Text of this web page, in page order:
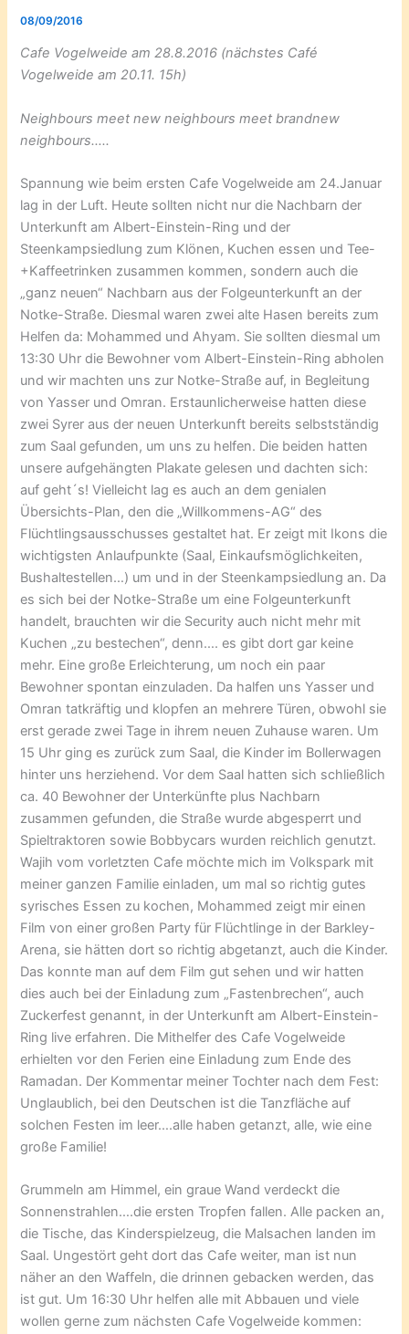
08/09/2016
Cafe Vogelweide am 28.8.2016 (nächstes Café
Vogelweide am 20.11. 15h)
Neighbours meet new neighbours meet brandnew
neighbours…..
Spannung wie beim ersten Cafe Vogelweide am 24.Januar
lag in der Luft. Heute sollten nicht nur die Nachbarn der
Unterkunft am Albert-Einstein-Ring und der
Steenkampsiedlung zum Klönen, Kuchen essen und Tee-
+Kaffeetrinken zusammen kommen, sondern auch die
„ganz neuen“ Nachbarn aus der Folgeunterkunft an der
Notke-Straße. Diesmal waren zwei alte Hasen bereits zum
Helfen da: Mohammed und Ahyam. Sie sollten diesmal um
13:30 Uhr die Bewohner vom Albert-Einstein-Ring abholen
und wir machten uns zur Notke-Straße auf, in Begleitung
von Yasser und Omran. Erstaunlicherweise hatten diese
zwei Syrer aus der neuen Unterkunft bereits selbstständig
zum Saal gefunden, um uns zu helfen. Die beiden hatten
unsere aufgehängten Plakate gelesen und dachten sich:
auf geht´s! Vielleicht lag es auch an dem genialen
Übersichts-Plan, den die „Willkommens-AG“ des
Flüchtlingsausschusses gestaltet hat. Er zeigt mit Ikons die
wichtigsten Anlaufpunkte (Saal, Einkaufsmöglichkeiten,
Bushaltestellen…) um und in der Steenkampsiedlung an. Da
es sich bei der Notke-Straße um eine Folgeunterkunft
handelt, brauchten wir die Security auch nicht mehr mit
Kuchen „zu bestechen“, denn…. es gibt dort gar keine
mehr. Eine große Erleichterung, um noch ein paar
Bewohner spontan einzuladen. Da halfen uns Yasser und
Omran tatkräftig und klopfen an mehrere Türen, obwohl sie
erst gerade zwei Tage in ihrem neuen Zuhause waren. Um
15 Uhr ging es zurück zum Saal, die Kinder im Bollerwagen
hinter uns herziehend. Vor dem Saal hatten sich schließlich
ca. 40 Bewohner der Unterkünfte plus Nachbarn
zusammen gefunden, die Straße wurde abgesperrt und
Spieltraktoren sowie Bobbycars wurden reichlich genutzt.
Wajih vom vorletzten Cafe möchte mich im Volkspark mit
meiner ganzen Familie einladen, um mal so richtig gutes
syrisches Essen zu kochen, Mohammed zeigt mir einen
Film von einer großen Party für Flüchtlinge in der Barkley-
Arena, sie hätten dort so richtig abgetanzt, auch die Kinder.
Das konnte man auf dem Film gut sehen und wir hatten
dies auch bei der Einladung zum „Fastenbrechen“, auch
Zuckerfest genannt, in der Unterkunft am Albert-Einstein-
Ring live erfahren. Die Mithelfer des Cafe Vogelweide
erhielten vor den Ferien eine Einladung zum Ende des
Ramadan. Der Kommentar meiner Tochter nach dem Fest:
Unglaublich, bei den Deutschen ist die Tanzfläche auf
solchen Festen im leer….alle haben getanzt, alle, wie eine
große Familie!
Grummeln am Himmel, ein graue Wand verdeckt die
Sonnenstrahlen….die ersten Tropfen fallen. Alle packen an,
die Tische, das Kinderspielzeug, die Malsachen landen im
Saal. Ungestört geht dort das Cafe weiter, man ist nun
näher an den Waffeln, die drinnen gebacken werden, das
ist gut. Um 16:30 Uhr helfen alle mit Abbauen und viele
wollen gerne zum nächsten Cafe Vogelweide kommen: